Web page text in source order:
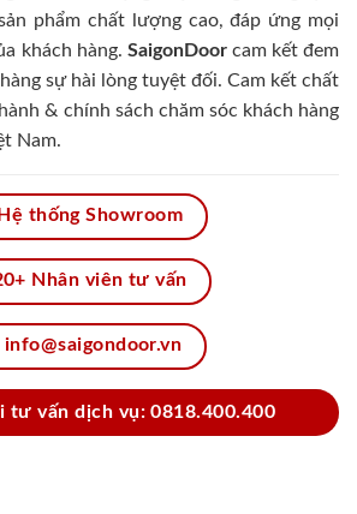
phẩm chất lượng cao, đáp ứng mọi
khách hàng. SaigonDoorcam kết đem
sự hài lòng tuyệt đối. Cam kết chất
& chính sách chăm sóc khách hàng
Nam.
Hệ thống Showroom
Nhân viên tư vấn
info@saigondoor.vn
tư vấn dịch vụ: 0818.400.400